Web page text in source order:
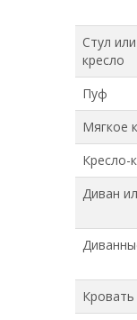
Стул
кресло
Пуф
Мягкое
Кресло-
Диван
Кровать